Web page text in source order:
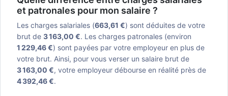
et patronales pour mon salaire ?
Les charges salariales (663,61 €) sont déduites de votre
brut de 3 163,00 €. Les charges patronales (environ
1 229,46 €) sont payées par votre employeur en plus de
votre brut. Ainsi, pour vous verser un salaire brut de
3 163,00 €, votre employeur débourse en réalité près de
4 392,46 €.